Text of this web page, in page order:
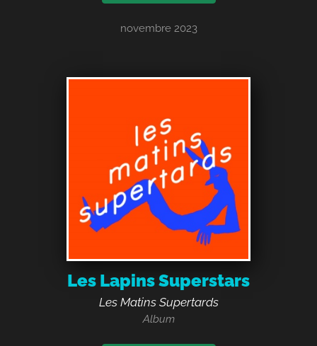
novembre 2023
Les Lapins Superstars
Les Matins Supertards
Album